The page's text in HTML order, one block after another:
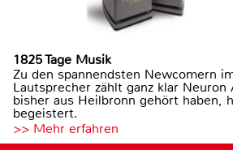
1825 Tage Musik
Zu den spannendsten Newcomern
Lautsprecher zählt ganz klar
bisher aus Heilbronn gehört haben,
begeistert.
>> Mehr erfahren